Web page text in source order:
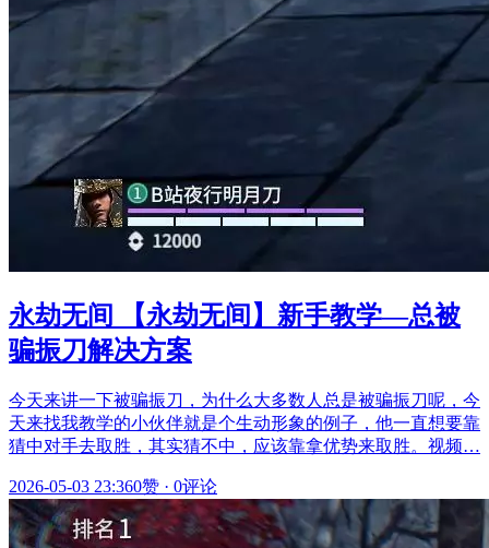
永劫无间 【永劫无间】新手教学—总被
骗振刀解决方案
今天来讲一下被骗振刀，为什么大多数人总是被骗振刀呢，今
天来找我教学的小伙伴就是个生动形象的例子，他一直想要靠
猜中对手去取胜，其实猜不中，应该靠拿优势来取胜。视频…
2026-05-03 23:360赞 · 0评论